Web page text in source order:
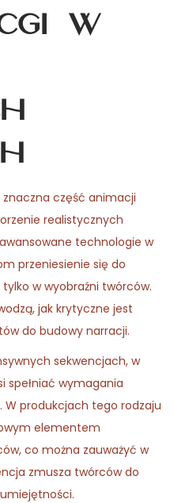
w
część animacji
realistycznych
technologie w
przeniesienie się do
w wyobraźni twórców.
jak krytyczne jest
do budowy narracji.
sekwencjach, w
spełniać wymagania
produkcjach tego rodzaju
elementem
co można zauważyć w
zmusza twórców do